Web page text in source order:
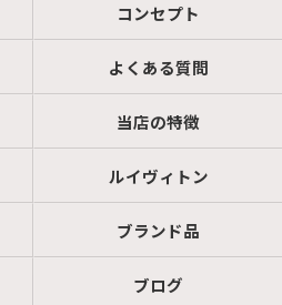
コンセプト
よくある質問
当店の特徴
ルイヴィトン
ブランド品
ブログ